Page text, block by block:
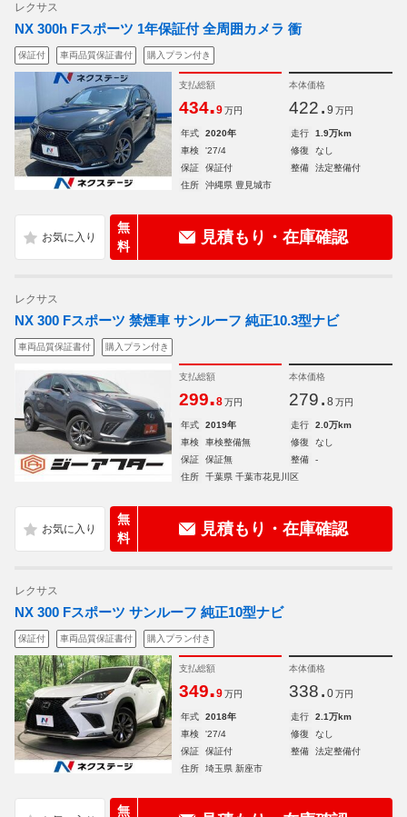
レクサス
NX 300h Fスポーツ 1年保証付 全周囲カメラ 衝
保証付 車両品質保証書付 購入プラン付き
支払総額
434.9 万円
本体価格
422. 9 万円
年式 2020年 走行
1.9万km
車検
'27/4 修復
なし
保証
保証付 整備
法定整備付
住所
沖縄県 豊見城市
無
料
見積もり・在庫確認
レクサス
NX 300 Fスポーツ 禁煙車 サンルーフ 純正10.3型ナビ
車両品質保証書付 購入プラン付き
支払総額
299.8 万円
本体価格
279. 8 万円
年式 2019年 走行
2.0万km
車検
車検整備無 修復
なし
保証
保証無 整備
-
住所
千葉県 千葉市花見川区
無
料
見積もり・在庫確認
レクサス
NX 300 Fスポーツ サンルーフ 純正10型ナビ
保証付 車両品質保証書付 購入プラン付き
支払総額
349.9 万円
本体価格
338. 0 万円
年式 2018年 走行
2.1万km
車検
'27/4 修復
なし
保証
保証付 整備
法定整備付
住所
埼玉県 新座市
無